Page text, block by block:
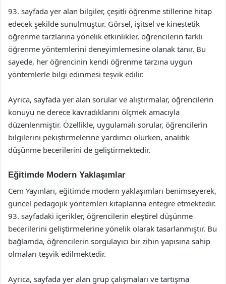
93. sayfada yer alan bilgiler, çeşitli öğrenme stillerine hitap
edecek şekilde sunulmuştur. Görsel, işitsel ve kinestetik
öğrenme tarzlarına yönelik etkinlikler, öğrencilerin farklı
öğrenme yöntemlerini deneyimlemesine olanak tanır. Bu
sayede, her öğrencinin kendi öğrenme tarzına uygun
yöntemlerle bilgi edinmesi teşvik edilir.
Ayrıca, sayfada yer alan sorular ve alıştırmalar, öğrencilerin
konuyu ne derece kavradıklarını ölçmek amacıyla
düzenlenmiştir. Özellikle, uygulamalı sorular, öğrencilerin
bilgilerini pekiştirmelerine yardımcı olurken, analitik
düşünme becerilerini de geliştirmektedir.
Eğitimde Modern Yaklaşımlar
Cem Yayınları, eğitimde modern yaklaşımları benimseyerek,
güncel pedagojik yöntemleri kitaplarına entegre etmektedir.
93. sayfadaki içerikler, öğrencilerin eleştirel düşünme
becerilerini geliştirmelerine yönelik olarak tasarlanmıştır. Bu
bağlamda, öğrencilerin sorgulayıcı bir zihin yapısına sahip
olmaları teşvik edilmektedir.
Ayrıca, sayfada yer alan grup çalışmaları ve tartışma